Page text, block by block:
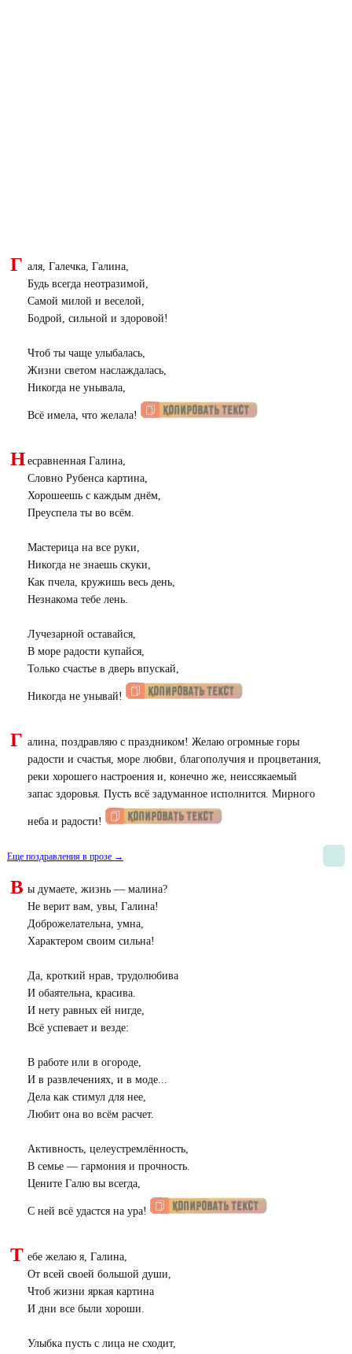
Г аля, Галечка, Галина,
Будь всегда неотразимой,
Самой милой и веселой,
Бодрой, сильной и здоровой!
Чтоб ты чаще улыбалась,
Жизни светом наслаждалась,
Никогда не унывала,
Всё имела, что желала!
Н есравненная Галина,
Словно Рубенса картина,
Хорошеешь с каждым днём,
Преуспела ты во всём.
Мастерица на все руки,
Никогда не знаешь скуки,
Как пчела, кружишь весь день,
Незнакома тебе лень.
Лучезарной оставайся,
В море радости купайся,
Только счастье в дверь впускай,
Никогда не унывай!
Г алина, поздравляю с праздником! Желаю огромные горы
радости и счастья, море любви, благополучия и процветания,
реки хорошего настроения и, конечно же, неиссякаемый
запас здоровья. Пусть всё задуманное исполнится. Мирного
неба и радости!
Еще поздравления в прозе →
В ы думаете, жизнь — малина?
Не верит вам, увы, Галина!
Доброжелательна, умна,
Характером своим сильна!
Да, кроткий нрав, трудолюбива
И обаятельна, красива.
И нету равных ей нигде,
Всё успевает и везде:
В работе или в огороде,
И в развлечениях, и в моде...
Дела как стимул для нее,
Любит она во всём расчет.
Активность, целеустремлённость,
В семье — гармония и прочность.
Цените Галю вы всегда,
С ней всё удастся на ура!
Т ебе желаю я, Галина,
От всей своей большой души,
Чтоб жизни яркая картина
И дни все были хороши.
Улыбка пусть с лица не сходит,